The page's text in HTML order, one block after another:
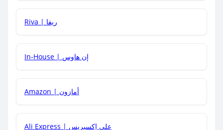
هل يمكنني جمع كود خصم مع العروض الأخرى؟
Riva | ريفا
In-House | إن هاوس
Amazon | أمازون
Ali Express | علي إكسبريس